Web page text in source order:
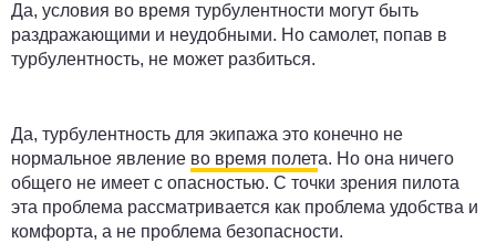
Да, условия во время турбулентности могут быть
раздражающими и неудобными. Но самолет, попав в
турбулентность, не может разбиться.
Да, турбулентность для экипажа это конечно не
нормальное явление во время полета. Но она ничего
общего не имеет с опасностью. С точки зрения пилота
эта проблема рассматривается как проблема удобства и
комфорта, а не проблема безопасности.